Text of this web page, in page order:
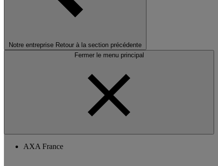
Notre entreprise Retour à la section précédente
Fermer le menu principal
AXA France